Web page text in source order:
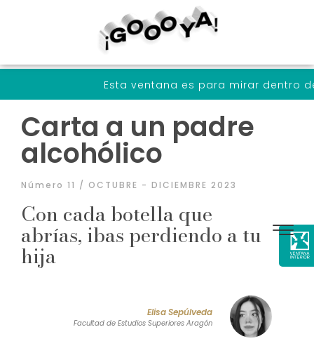
Esta ventana es para mirar dentro de nosotrxs
Carta a un padre
alcohólico
Número 11 / OCTUBRE - DICIEMBRE 2023
Con cada botella que
abrías, ibas perdiendo a tu
hija
Elisa Sepúlveda
Facultad de Estudios Superiores Aragón